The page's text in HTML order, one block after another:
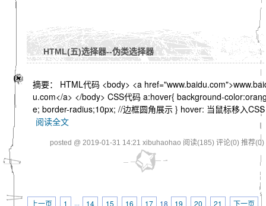
HTML(五)选择器--伪类选择器
摘要： HTML代码 <body> <a
u.com</a> </body> CSS代码 a:hover{ background-
e; border-radius;10px; //边框圆角展示 } hover: 当鼠标移入CSS
阅读全文
posted @ 2019-01-31 14:21 xibuhaohao 阅读(185) 评论(0) 推荐(0)
上一页 1 ··· 14 15 16 17 18 19 20 21 下一页